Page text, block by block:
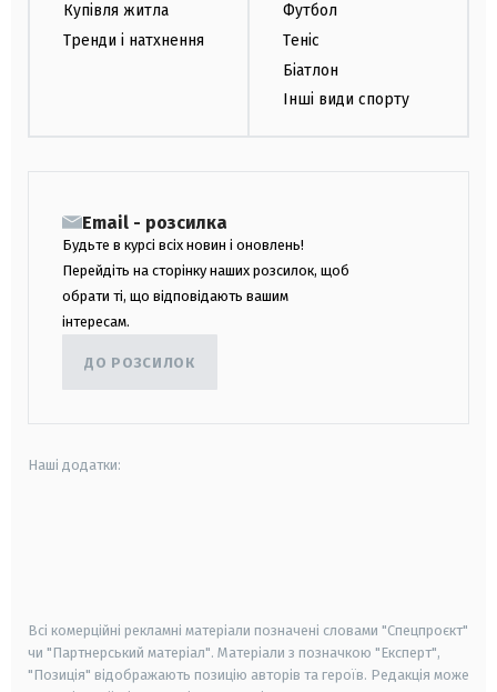
Купівля житла
Тренди і натхнення
Футбол
Теніс
Біатлон
Інші види спорту
Email - розсилка
Будьте в курсі всіх новин і оновлень!
Перейдіть на сторінку наших розсилок, щоб
обрати ті, що відповідають вашим
інтересам.
ДО РОЗСИЛОК
Наші додатки:
Всі комерційні рекламні матеріали позначені словами "Спецпроєкт"
чи "Партнерський матеріал". Матеріали з позначкою "Експерт",
"Позиція" відображають позицію авторів та героїв. Редакція може